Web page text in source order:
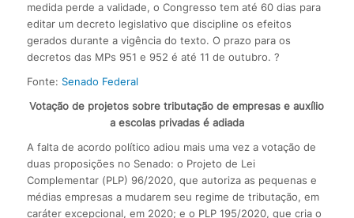
medida perde a validade, o Congresso tem até 60 dias para
editar um decreto legislativo que discipline os efeitos
gerados durante a vigência do texto. O prazo para os
decretos das MPs 951 e 952 é até 11 de outubro. ?
Fonte: Senado Federal
Votação de projetos sobre tributação de empresas e auxílio
a escolas privadas é adiada
A falta de acordo político adiou mais uma vez a votação de
duas proposições no Senado: o Projeto de Lei
Complementar (PLP) 96/2020, que autoriza as pequenas e
médias empresas a mudarem seu regime de tributação, em
caráter excepcional, em 2020; e o PLP 195/2020, que cria o